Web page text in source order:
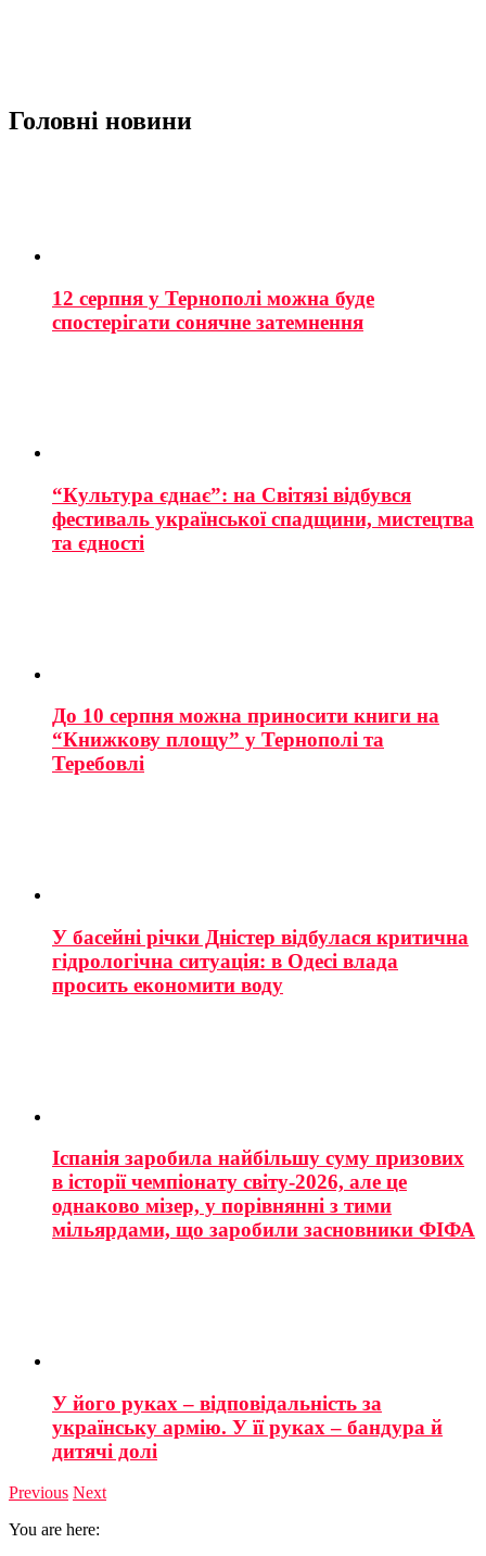
Головні новини
12 серпня у Тернополі можна буде
спостерігати сонячне затемнення
“Культура єднає”: на Світязі відбувся
фестиваль української спадщини, мистецтва
та єдності
До 10 серпня можна приносити книги на
“Книжкову площу” у Тернополі та
Теребовлі
У басейні річки Дністер відбулася критична
гідрологічна ситуація: в Одесі влада
просить економити воду
Іспанія заробила найбільшу суму призових
в історії чемпіонату світу-2026, але це
однаково мізер, у порівнянні з тими
мільярдами, що заробили засновники ФІФА
У його руках – відповідальність за
українську армію. У її руках – бандура й
дитячі долі
Previous Next
You are here: